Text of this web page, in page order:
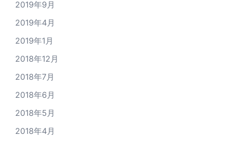
2019年9月
2019年4月
2019年1月
2018年12月
2018年7月
2018年6月
2018年5月
2018年4月